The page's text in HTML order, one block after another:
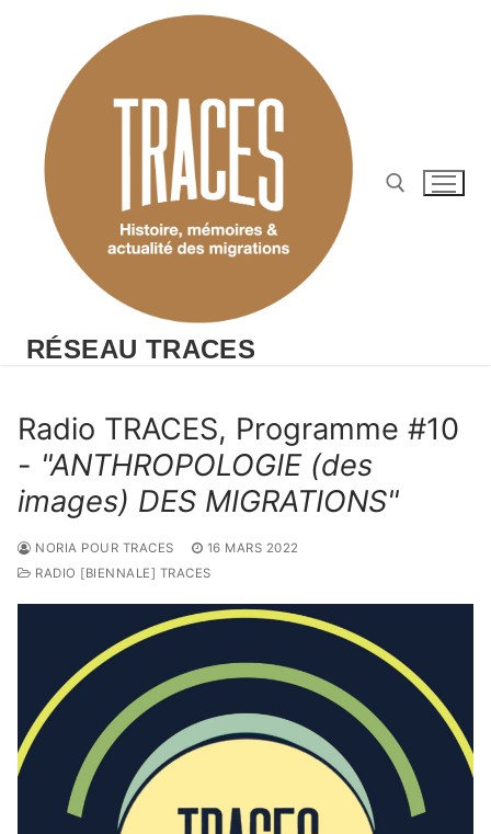
RÉSEAU TRACES
Radio TRACES, Programme #10
- "ANTHROPOLOGIE (des
images) DES MIGRATIONS"
NORIA POUR TRACES
16 MARS 2022
RADIO [BIENNALE] TRACES